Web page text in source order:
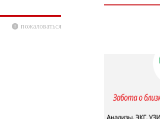
пожаловаться